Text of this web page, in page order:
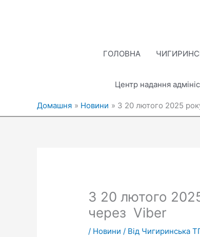
ГОЛОВНА
Центр надання
Домашня Новини З 20 лютого 2025
З 20 лютого
через Viber
/ Новини / Від Чигиринська